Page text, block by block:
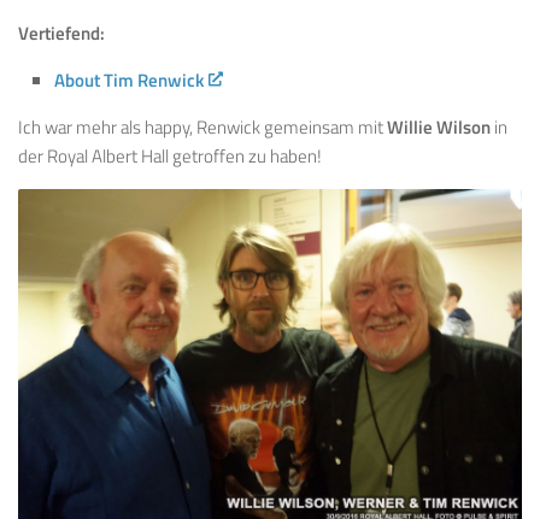
Vertiefend:
About Tim Renwick
Ich war mehr als happy, Renwick gemeinsam mitWillie Wilsonin
der Royal Albert Hall getroffen zu haben!